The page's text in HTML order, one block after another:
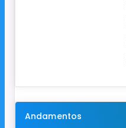
Andamentos